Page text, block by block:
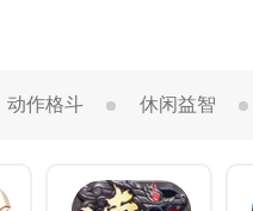
动作格斗 休闲益智